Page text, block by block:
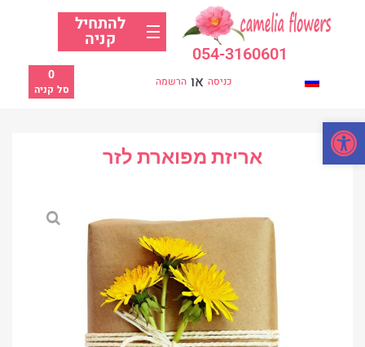
054-3160601
להתחיל
קניה
כניסה או הרשמה
סל קניה
0
אריזת מפוארת לזר
פתח סרגל נגישות